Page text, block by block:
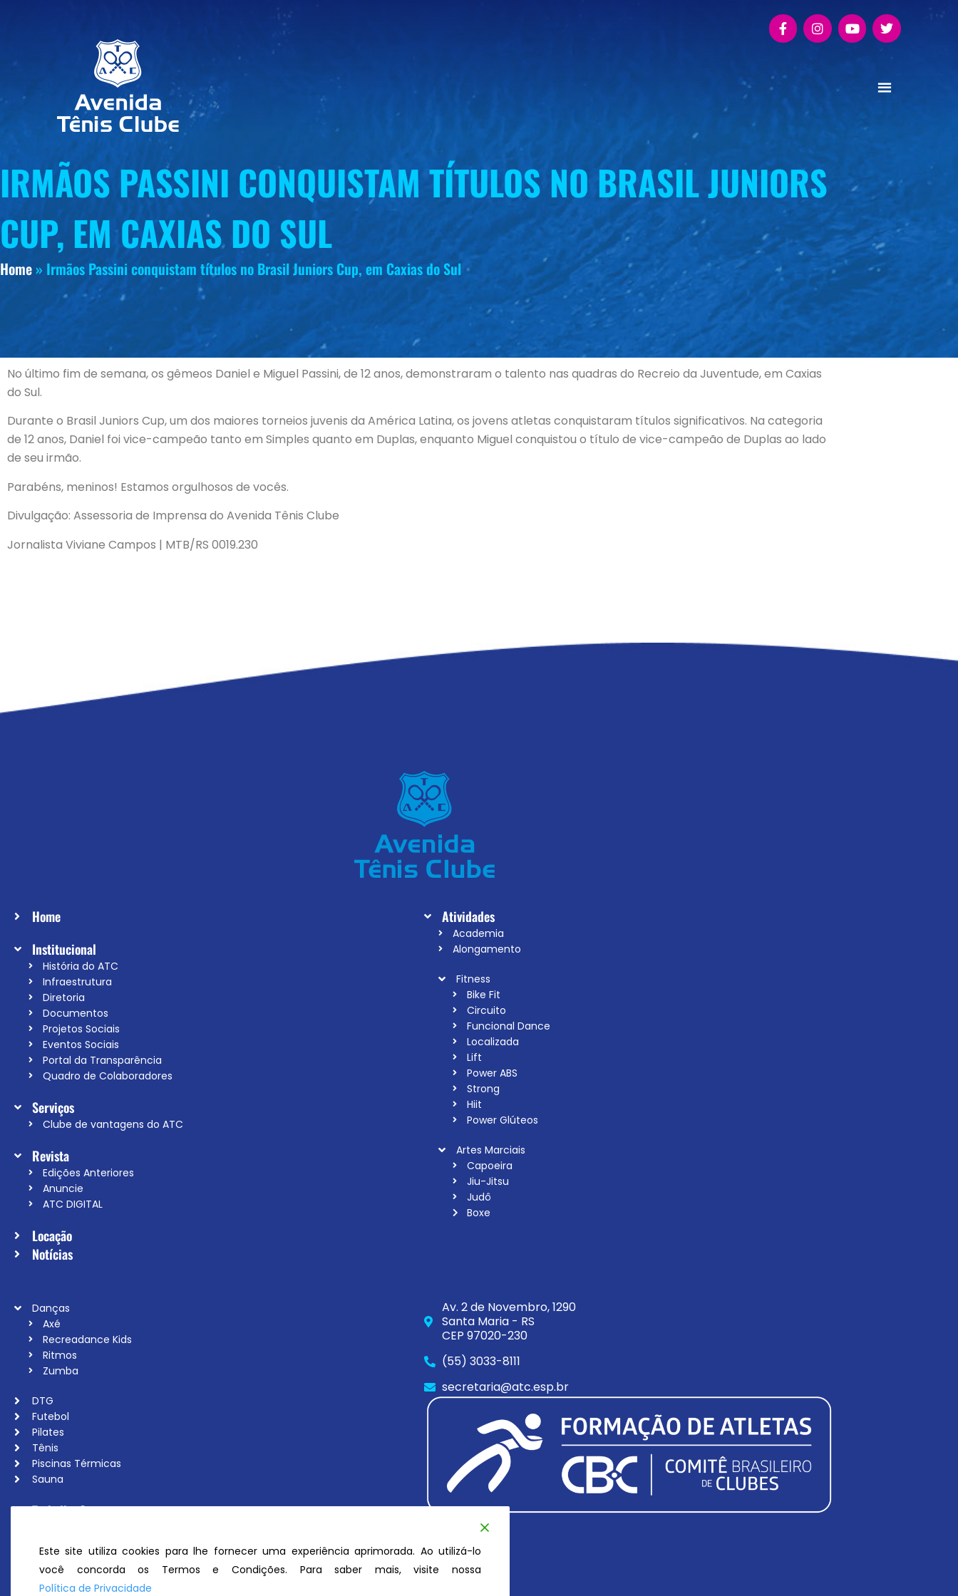
IRMÃOS PASSINI CONQUISTAM TÍTULOS NO BRASIL JUNIORS
CUP, EM CAXIAS DO SUL
Home » Irmãos Passini conquistam títulos no Brasil Juniors Cup, em Caxias do Sul
No último fim de semana, os gêmeos Daniel e Miguel Passini, de 12 anos, demonstraram o talento nas quadras do Recreio da Juventude, em Caxias
do Sul.
Durante o Brasil Juniors Cup, um dos maiores torneios juvenis da América Latina, os jovens atletas conquistaram títulos significativos. Na categoria
de 12 anos, Daniel foi vice-campeão tanto em Simples quanto em Duplas, enquanto Miguel conquistou o título de vice-campeão de Duplas ao lado
de seu irmão.
Parabéns, meninos! Estamos orgulhosos de vocês.
Divulgação: Assessoria de Imprensa do Avenida Tênis Clube
Jornalista Viviane Campos | MTB/RS 0019.230
Home
Institucional
História do ATC
Infraestrutura
Diretoria
Documentos
Projetos Sociais
Eventos Sociais
Portal da Transparência
Quadro de Colaboradores
Serviços
Clube de vantagens do ATC
Revista
Edições Anteriores
Anuncie
ATC DIGITAL
Locação
Notícias
Atividades
Academia
Alongamento
Fitness
Bike Fit
Circuito
Funcional Dance
Localizada
Lift
Power ABS
Strong
Hiit
Power Glúteos
Artes Marciais
Capoeira
Jiu-Jitsu
Judô
Boxe
Danças
Axé
Recreadance Kids
Ritmos
Zumba
DTG
Futebol
Pilates
Tênis
Piscinas Térmicas
Sauna
Trabalhe Conosco
Ouvidoria
Política de Privacidade
Perguntas Frequentes
Av. 2 de Novembro, 1290
Santa Maria - RS
CEP 97020-230
(55) 3033-8111
secretaria@atc.esp.br
Este site utiliza cookies para lhe fornecer uma experiência aprimorada. Ao utilizá-lo
você concorda os Termos e Condições. Para saber mais, visite nossa
Política de Privacidade